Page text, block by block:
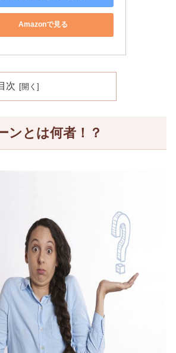
Amazonで見る
次
ンとは何者！？